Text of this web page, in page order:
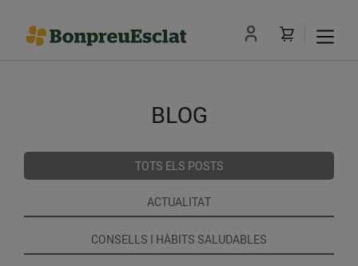
BLOG
TOTS ELS POSTS
ACTUALITAT
CONSELLS I HÀBITS SALUDABLES